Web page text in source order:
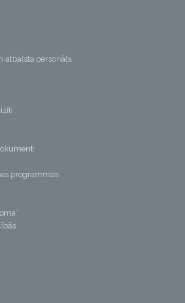
atbalsta personāls
programmas